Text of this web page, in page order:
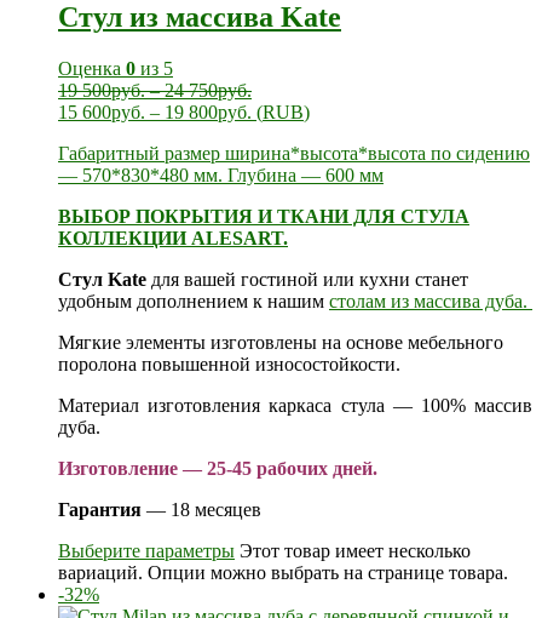
Стул из массива Kate
Оценка 0 из 5
19 500руб.–24 750руб.
15 600руб. – 19 800руб. (RUB)
Габаритный размер ширина*высота*высота по сидению
— 570*830*480 мм. Глубина — 600 мм
ВЫБОР ПОКРЫТИЯ И ТКАНИ ДЛЯ СТУЛА
КОЛЛЕКЦИИ ALESART.
Стул Kate для вашей гостиной или кухни станет
удобным дополнением к нашим столам из массива дуба.
Мягкие элементы изготовлены на основе мебельного
поролона повышенной износостойкости.
Материал изготовления каркаса стула — 100% массив
дуба.
Изготовление — 25-45 рабочих дней.
Гарантия — 18 месяцев
Выберите параметры Этот товар имеет несколько
вариаций. Опции можно выбрать на странице товара.
-32%